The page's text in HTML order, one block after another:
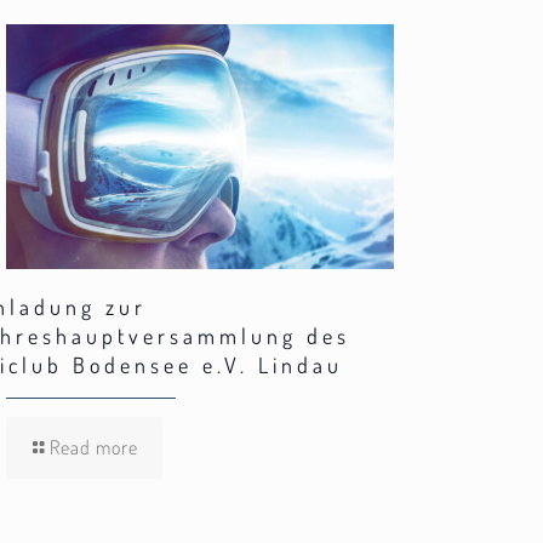
zur
des
Bodensee e.V. Lindau
Read more